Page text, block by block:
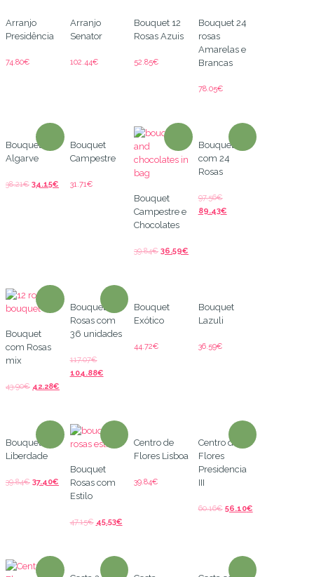
Arranjo
Presidência
74.80€
Arranjo
Senator
102.44€
Bouquet 12
Rosas Azuis
52.85€
Bouquet 24
rosas
Amarelas e
Brancas
78.05€
Bouquet
Algarve
38.21€ 34.15€
Bouquet
Campestre
31.71€
Bouquet
Campestre e
Chocolates
39.84€ 36.59€
Bouquet
com 24
Rosas
97.56€
89.43€
Bouquet
com Rosas
mix
43.90€ 42.28€
Bouquet de
Rosas com
36 unidades
117.07€
104.88€
Bouquet
Exótico
44.72€
Bouquet
Lazuli
36.59€
Bouquet
Liberdade
39.84€ 37.40€
Bouquet
Rosas com
Estilo
47.15€ 45.53€
Centro de
Flores Lisboa
39.84€
Centro de
Flores
Presidencia
III
60.16€ 56.10€